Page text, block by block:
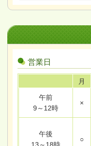
営業日
月
午前
9～12時
×
午後
○